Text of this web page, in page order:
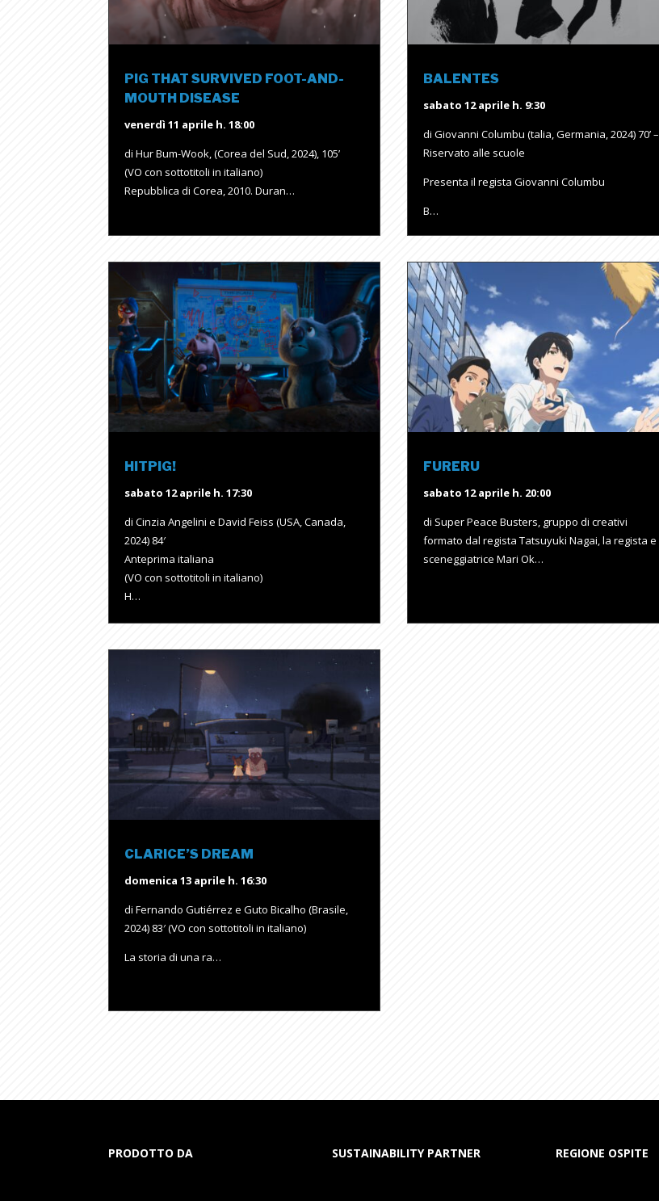
PIG THAT SURVIVED FOOT-AND-
MOUTH DISEASE
venerdì 11 aprile h. 18:00
di Hur Bum-Wook, (Corea del Sud, 2024), 105’
(VO con sottotitoli in italiano)
Repubblica di Corea, 2010. Duran…
HITPIG!
sabato 12 aprile h. 17:30
di Cinzia Angelini e David Feiss (USA, Canada,
2024) 84′
Anteprima italiana
(VO con sottotitoli in italiano)
H…
CLARICE’S DREAM
domenica 13 aprile h. 16:30
di Fernando Gutiérrez e Guto Bicalho (Brasile,
2024) 83′ (VO con sottotitoli in italiano)
La storia di una ra…
BALENTES
sabato 12 aprile h. 9:30
di Giovanni Columbu (talia, Germania, 2024) 70’ –
Riservato alle scuole
Presenta il regista Giovanni Columbu
B…
FURERU
sabato 12 aprile h. 20:00
di Super Peace Busters, gruppo di creativi
formato dal regista Tatsuyuki Nagai, la regista e
sceneggiatrice Mari Ok…
PRODOTTO DA SUSTAINABILITY PARTNER REGIONE OSPITE